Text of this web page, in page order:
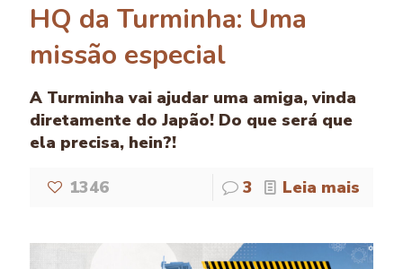
HQ da Turminha: Uma
missão especial
A Turminha vai ajudar uma amiga, vinda
diretamente do Japão! Do que será que
ela precisa, hein?!
1346 3 Leia mais